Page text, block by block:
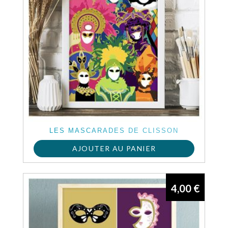
LES MASCARADES DE CLISSON
AJOUTER AU PANIER
4,00 €